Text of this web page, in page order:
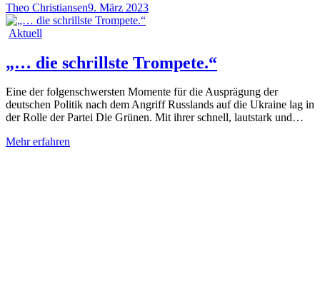
Theo Christiansen9. März 2023
Aktuell
„… die schrillste Trompete.“
Eine der folgenschwersten Momente für die Ausprägung der
deutschen Politik nach dem Angriff Russlands auf die Ukraine lag in
der Rolle der Partei Die Grünen. Mit ihrer schnell, lautstark und…
Mehr erfahren